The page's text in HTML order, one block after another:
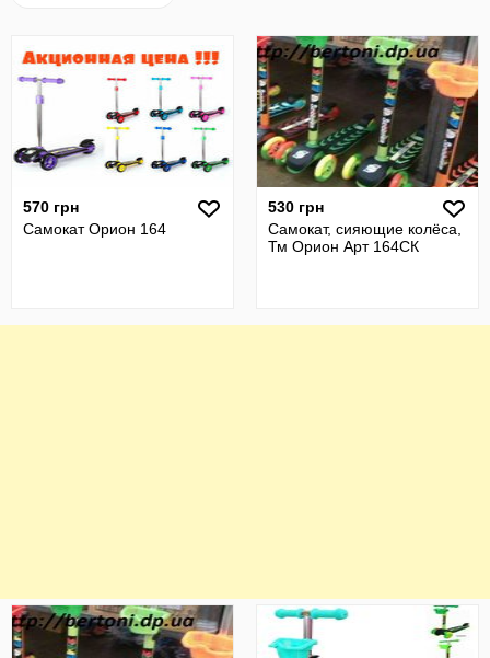
570 грн
Самокат Орион 164
530 грн
Самокат, сияющие колёса,
Тм Орион Арт 164СК